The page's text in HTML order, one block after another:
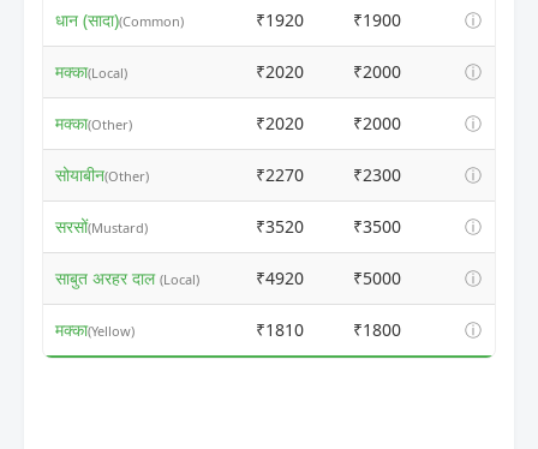
धान (सादा)(Common) ₹1920 ₹1900 ⓘ
मक्का(Local) ₹2020 ₹2000 ⓘ
मक्का(Other) ₹2020 ₹2000 ⓘ
सोयाबीन(Other) ₹2270 ₹2300 ⓘ
सरसों(Mustard) ₹3520 ₹3500 ⓘ
साबुत अरहर दाल (Local) ₹4920 ₹5000 ⓘ
मक्का(Yellow) ₹1810 ₹1800 ⓘ